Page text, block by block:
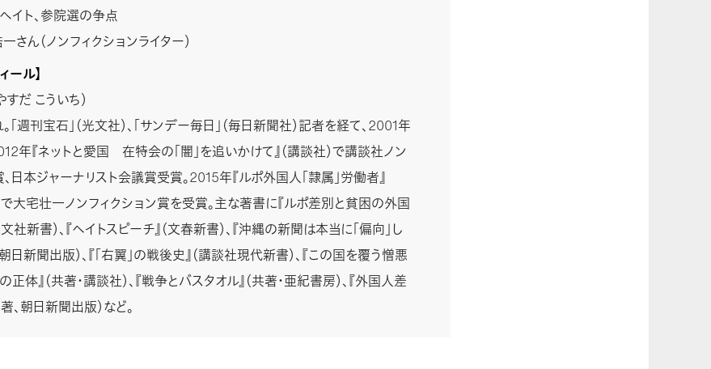
イト、参院選の争点
さん（ノンフィクションライター）
ール】
だ こういち）
週刊宝石」（光文社）、「サンデー毎日」（毎日新聞社）記者を経て、2001年
年『ネットと愛国 在特会の「闇」を追いかけて』（講談社）で講談社ノン
日本ジャーナリスト会議賞受賞。2015年『ルポ外国人「隷属」労働者』
）で大宅壮一ノンフィクション賞を受賞。主な著書に『ルポ差別と貧困の外国
社新書）、『ヘイトスピーチ』（文春新書）、『沖縄の新聞は本当に「偏向」し
日新聞出版）、『「右翼」の戦後史』（講談社現代新書）、『この国を覆う憎悪
体』（共著・講談社）、『戦争とバスタオル』（共著・亜紀書房）、『外国人差
、朝日新聞出版）など。